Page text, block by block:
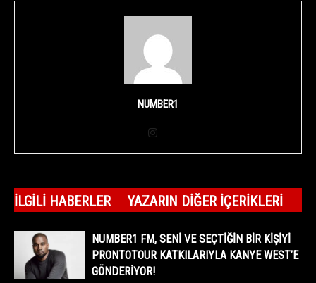
NUMBER1
İLGILI HABERLER YAZARIN DIĞER İÇERIKLERI
NUMBER1 FM, SENİ VE SEÇTİĞİN BİR KİŞİYİ
PRONTOTOUR KATKILARIYLA KANYE WEST’E
GÖNDERİYOR!